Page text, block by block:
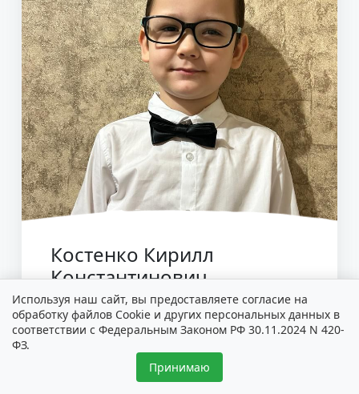
Костенко Кирилл
Константинович
Дата рождения:13.08.2017
степени, сложный гиперметропический
прямой астигматизм, врожденный
Используя наш сайт, вы предоставляете согласие на
обработку файлов Cookie и других персональных данных в
соответствии с Федеральным Законом РФ 30.11.2024 N 420-
ФЗ.
Принимаю